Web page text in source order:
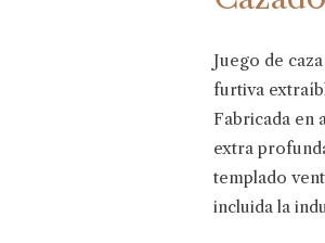
Juego de
furtiva
Fabricada en
extra
templado
incluida la